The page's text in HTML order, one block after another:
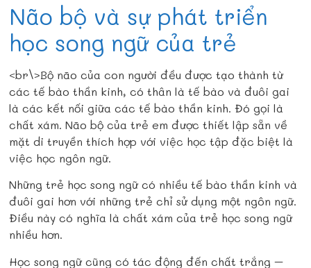
Não bộ và sự phát triển
học song ngữ của trẻ
<br\>Bộ não của con người đều được tạo thành từ
các tế bào thần kinh, có thân là tế bào và đuôi gai
là các kết nối giữa các tế bào thần kinh. Đó gọi là
chất xám. Não bộ của trẻ em được thiết lập sẵn về
mặt di truyền thích hợp với việc học tập đặc biệt là
việc học ngôn ngữ.
Những trẻ học song ngữ có nhiều tế bào thần kinh và
đuôi gai hơn với những trẻ chỉ sử dụng một ngôn ngữ.
Điều này có nghĩa là chất xám của trẻ học song ngữ
nhiều hơn.
Học song ngữ cũng có tác động đến chất trắng –